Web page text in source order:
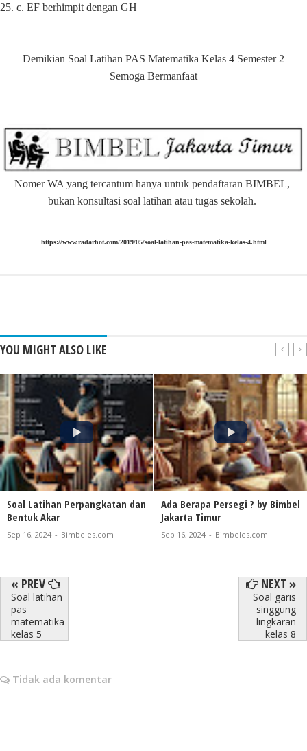
25. c. EF berhimpit dengan GH
Demikian Soal Latihan PAS Matematika Kelas 4 Semester 2
Semoga Bermanfaat
Nomer WA yang tercantum hanya untuk pendaftaran BIMBEL,
bukan konsultasi soal latihan atau tugas sekolah.
https://www.radarhot.com/2019/05/soal-latihan-pas-matematika-kelas-4.html
YOU MIGHT ALSO LIKE
Soal Latihan Perpangkatan dan
Bentuk Akar
Sep 16, 2024 - Bimbeles.com
Ada Berapa Persegi ? by Bimbel
Jakarta Timur
Sep 16, 2024 - Bimbeles.com
« PREV
Soal latihan
pas
matematika
kelas 5
NEXT »
Soal garis
singgung
lingkaran
kelas 8
Tidak ada komentar